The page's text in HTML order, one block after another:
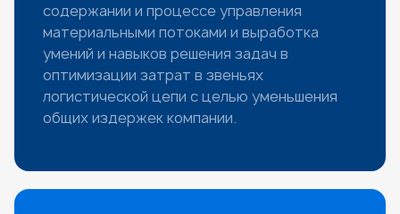
содержании и процессе управления
материальными потоками и выработка
умений и навыков решения задач в
оптимизации затрат в звеньях
логистической цепи с целью уменьшения
общих издержек компании.